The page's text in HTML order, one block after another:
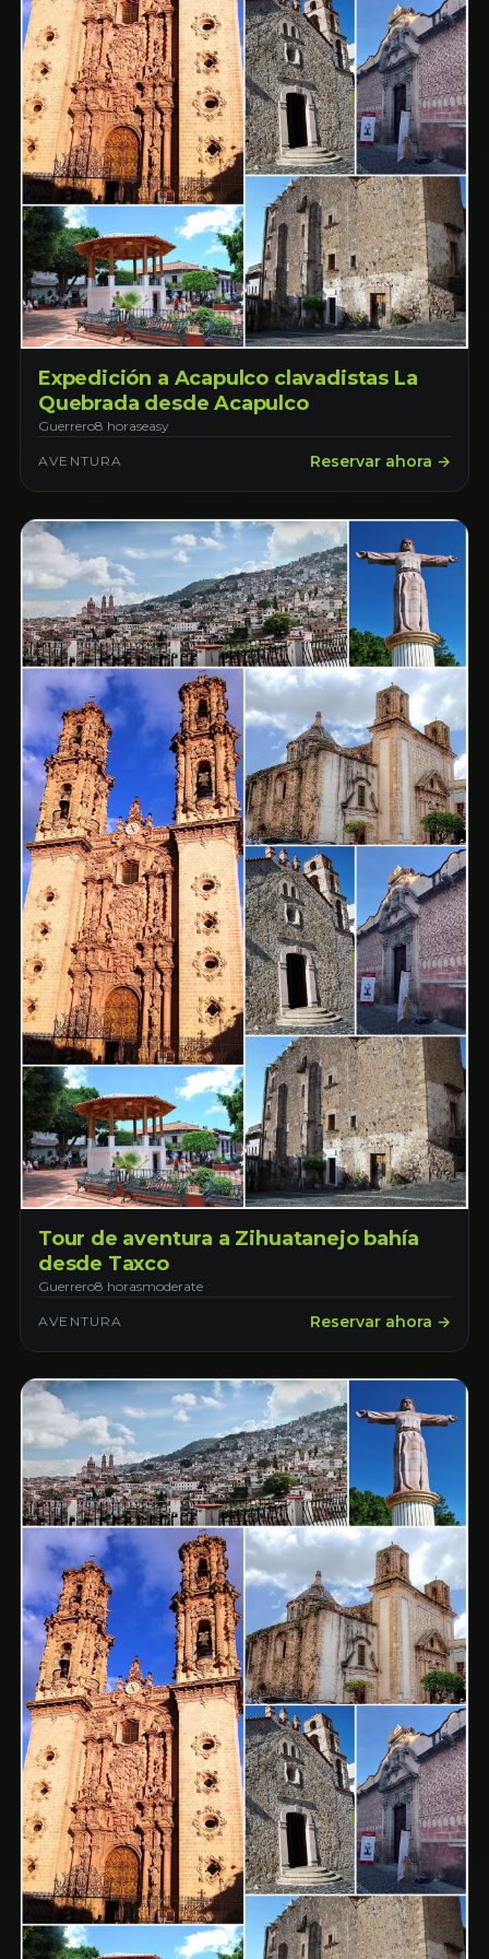
Expedición a Acapulco clavadistas La
Quebrada desde Acapulco
Guerrero8 horaseasy
AVENTURA Reservar ahora →
Tour de aventura a Zihuatanejo bahía
desde Taxco
Guerrero8 horasmoderate
AVENTURA Reservar ahora →